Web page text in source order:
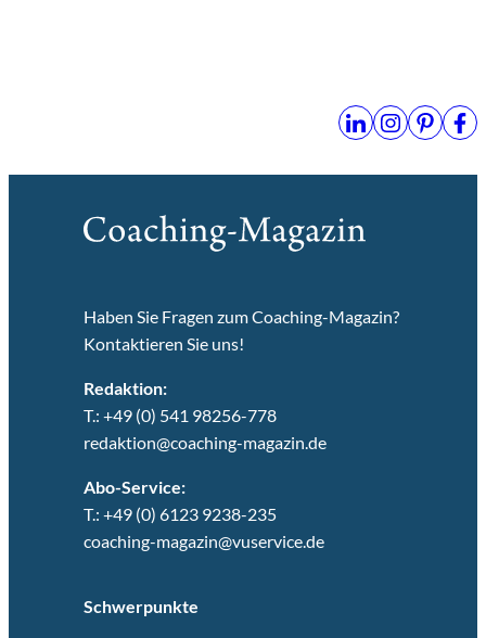
Haben Sie Fragen zum Coaching-Magazin?
Kontaktieren Sie uns!
Redaktion:
T.: +49 (0) 541 98256-778
redaktion@coaching-magazin.de
Abo-Service:
T.: +49 (0) 6123 9238-235
coaching-magazin@vuservice.de
Schwerpunkte